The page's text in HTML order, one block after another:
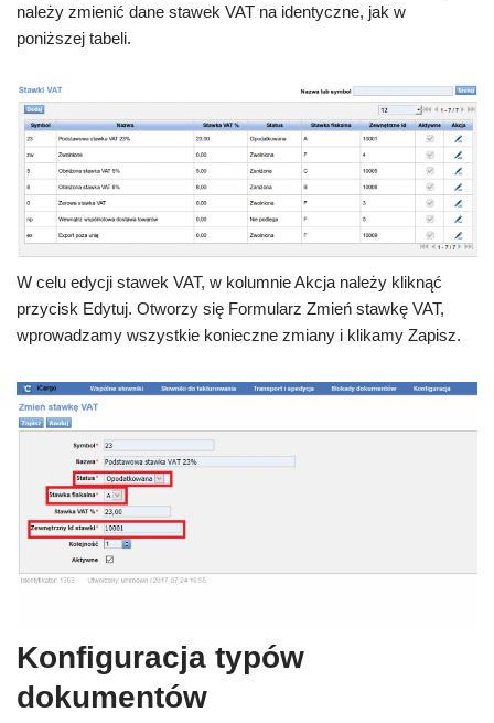
należy zmienić dane stawek VAT na identyczne, jak w
poniższej tabeli.
W celu edycji stawek VAT, w kolumnie Akcja należy kliknąć
przycisk Edytuj. Otworzy się Formularz Zmień stawkę VAT,
wprowadzamy wszystkie konieczne zmiany i klikamy Zapisz.
Konfiguracja typów
dokumentów